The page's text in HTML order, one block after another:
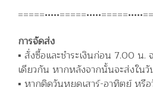
การจัดส่ง
▪️ สั่งซื้อและชำระเงินก่อน 7.00 น.
เดียวกัน หากหลังจากนั้นจะส่งในวั
▪️ หากติดวันหยุดเสาร์-อาทิตย์ หรื